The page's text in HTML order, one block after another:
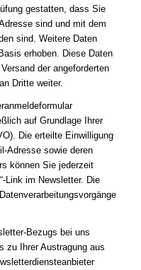
gestatten, dass Sie
sind und mit dem
sind. Weitere Daten
erhoben. Diese Daten
der angeforderten
Dritte weiter.
auf Grundlage Ihrer
Die erteilte Einwilligung
Adresse sowie deren
können Sie jederzeit
Link im Newsletter. Die
Bezugs bei uns
zu Ihrer Austragung aus